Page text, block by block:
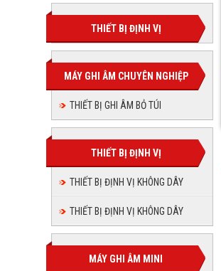
THIẾT BỊ ĐỊNH VỊ
MÁY GHI ÂM CHUYÊN NGHIỆP
THIẾT BỊ GHI ÂM BỎ TÚI
THIẾT BỊ ĐỊNH VỊ
THIẾT BỊ ĐỊNH VỊ KHÔNG DÂY
THIẾT BỊ ĐỊNH VỊ KHÔNG DÂY
MÁY GHI ÂM MINI